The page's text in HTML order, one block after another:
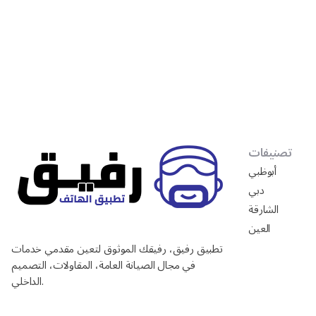
تطبيق رفيق، رفيقك الموثوق لتعين مقدمي خدمات
في مجال الصيانة العامة، المقاولات، التصميم
الداخلي.
تصنيفات
أبوظبي
دبي
الشارقة
العين